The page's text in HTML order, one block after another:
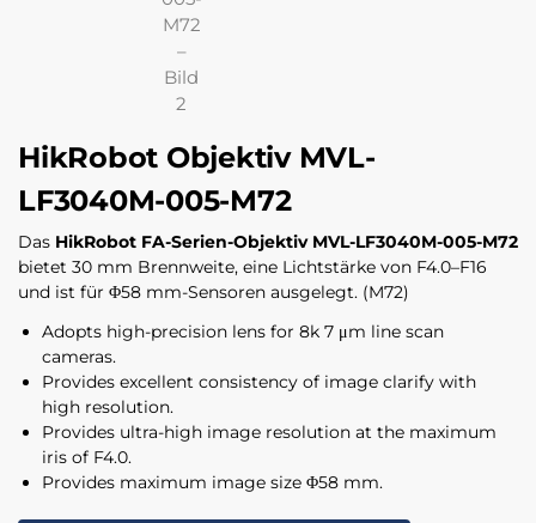
HikRobot Objektiv MVL-
LF3040M-005-M72
Das HikRobot FA-Serien-Objektiv MVL-LF3040M-005-M72
bietet 30 mm Brennweite, eine Lichtstärke von F4.0–F16
und ist für Φ58 mm-Sensoren ausgelegt. (M72)
Adopts high-precision lens for 8k 7 μm line scan
cameras.
Provides excellent consistency of image clarify with
high resolution.
Provides ultra-high image resolution at the maximum
iris of F4.0.
Provides maximum image size Φ58 mm.